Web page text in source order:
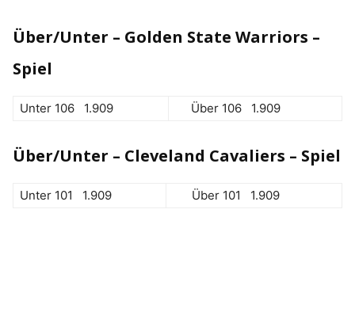
Über/Unter – Golden State Warriors –
Spiel
Unter 106 1.909 Über 106 1.909
Über/Unter – Cleveland Cavaliers – Spiel
Unter 101 1.909 Über 101 1.909